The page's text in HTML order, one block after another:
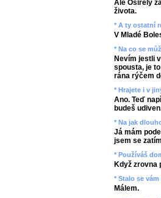
Ale Osiřelý
života.
* A ty ostatní
V Mladé
* Na co se
Nevím jestli
spousta, je
rána rýčem
* Hrajete i v
Ano. Teď
budeš
* Na jak
Já mám
jsem se
* Používáš
Když zrovna
* Stalo se
Málem.